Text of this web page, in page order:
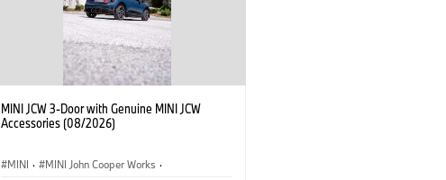
MINI JCW 3-Door with Genuine MINI JCW
Accessories (08/2026)
MINI · MINI John Cooper Works ·